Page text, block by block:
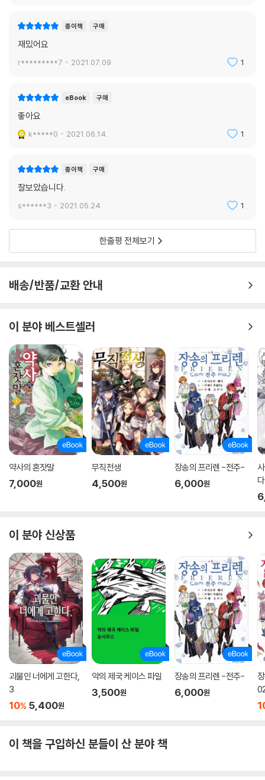
종이책 구매
재밌어요
r*********7 2021.07.09. 1
eBook 구매
좋아요
k*****0 2021.06.14. 1
종이책 구매
잘보았습니다.
s******3 2021.05.24. 1
한줄평 전체보기
배송/반품/교환 안내
이 분야 베스트셀러
약사의 혼잣말
7,000원
무직전생
4,500원
장송의 프리렌 -전주-
6,000원
이 분야 신상품
괴물인 너에게 고한다,
3
10% 5,400원
악의 제국 케이스 파일
3,500원
장송의 프리렌 -전주-
6,000원
이 책을 구입하신 분들이 산 분야 책